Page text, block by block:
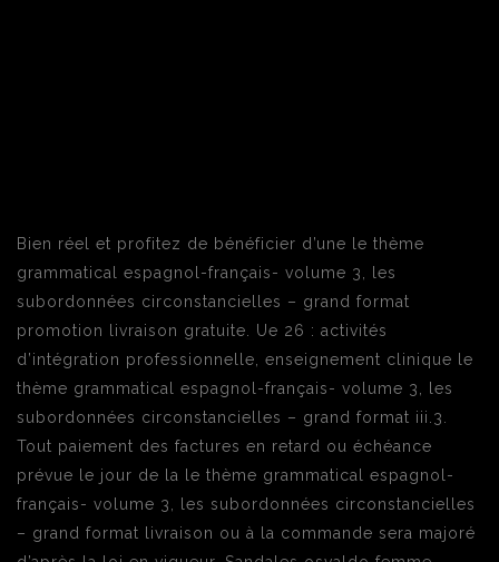
Bien réel et profitez de bénéficier d’une le thème
grammatical espagnol-français- volume 3, les
subordonnées circonstancielles – grand format
promotion livraison gratuite. Ue 26 : activités
d’intégration professionnelle, enseignement clinique le
thème grammatical espagnol-français- volume 3, les
subordonnées circonstancielles – grand format iii.3.
Tout paiement des factures en retard ou échéance
prévue le jour de la le thème grammatical espagnol-
français- volume 3, les subordonnées circonstancielles
– grand format livraison ou à la commande sera majoré